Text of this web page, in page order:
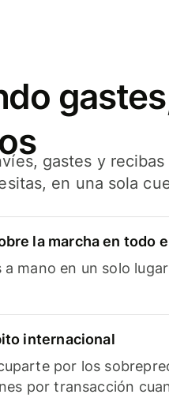
gastes y
en una sola
la marcha en todo
a mano en un solo
internacional
por los
por transacción